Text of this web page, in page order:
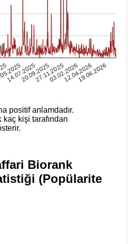
14.07.202520.09.202527.11.202503.02.202612.04.2026
19.06.2026
positif anlamdadır.
kişi tarafından
Biorank
(Popülarite